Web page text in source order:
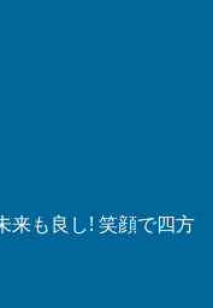
来も良し! 笑顔で四方